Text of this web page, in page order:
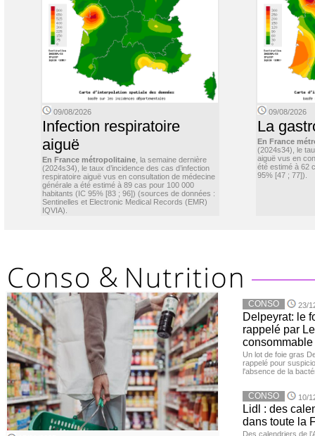
09/08/2026
Infection respiratoire
aiguë
En France métropolitaine , la semaine dernière
(2024s34), le taux d’incidence des cas d’infection
respiratoire aiguë vus en consultation de médecine
générale a été estimé à 89 cas pour 100 000
habitants (IC 95% [83 ; 96]) (sources de données :
Sentinelles et Electronic Medical Records (EMR)
IQVIA).
09/08/2026
La
En France
(2024s34), le
aiguë vus en
été estimé à 62
95% [47 ; 77]).
CONSO 23/
Delpeyrat: le
rappelé par
consommable
Un lot de foie gras
rappelé pour
l'absence de la
CONSO 10/
Lidl : des
dans toute la
Des calendriers de